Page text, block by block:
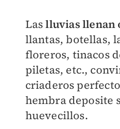
Laslluvias llenan
llantas, botellas,
floreros, tinacos
piletas, etc.,
criaderos
hembra deposite
huevecillos.